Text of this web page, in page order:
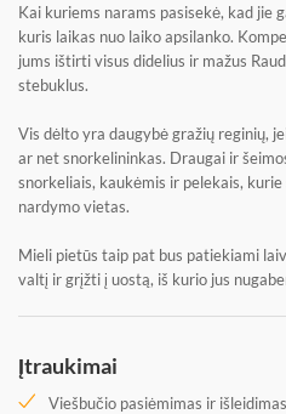
Kai kuriems narams pasisekė, kad jie
kuris laikas nuo laiko apsilanko.
jums ištirti visus didelius ir mažus
stebuklus.
Vis dėlto yra daugybė gražių reginių,
ar net snorkelininkas. Draugai ir
snorkeliais, kaukėmis ir pelekais,
nardymo vietas.
Mieli pietūs taip pat bus patiekiami
valtį ir grįžti į uostą, iš kurio jus
Įtraukimai
Viešbučio pasiėmimas ir išleidimas